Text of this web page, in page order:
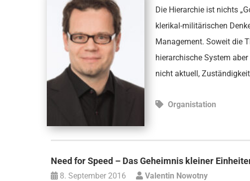
Die Hierarchie ist nichts
klerikal-militärischen
Management. Soweit die
hierarchische System
nicht aktuell,
Organistation
Need for Speed – Das Geheimnis kleiner
8. September 2016 Valentin Nowotny